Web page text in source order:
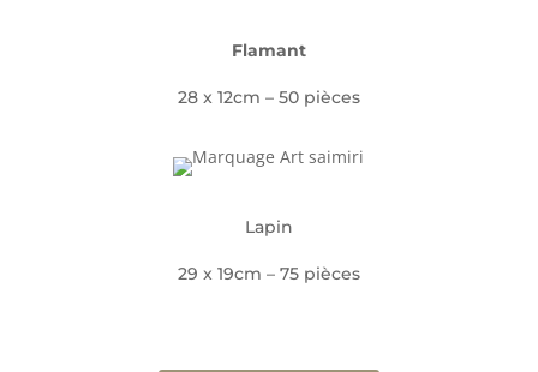
Flamant
28 x 12cm – 50 pièces
Lapin
29 x 19cm – 75 pièces